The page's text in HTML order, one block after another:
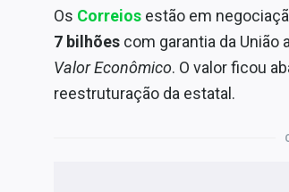
Os Correios estão em
7 bilhões com garantia da União
Valor Econômico. O valor ficou
reestruturação da estatal.